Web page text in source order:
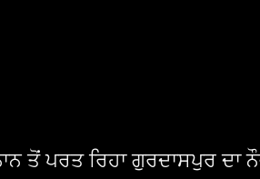
ਮਾਂ ਨੇ ਧੀ ਨੂੰ ਫ਼ੋਨ